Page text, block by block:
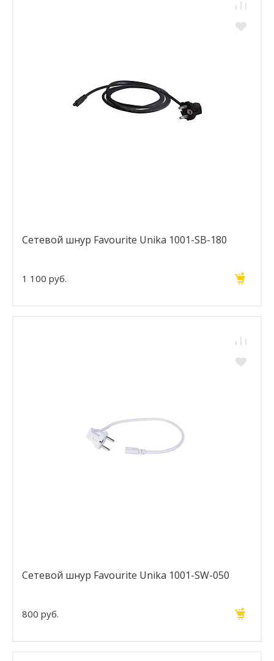
Сетевой шнур Favourite Unika 1001-SB-180
1 100 руб.
Сетевой шнур Favourite Unika 1001-SW-050
800 руб.